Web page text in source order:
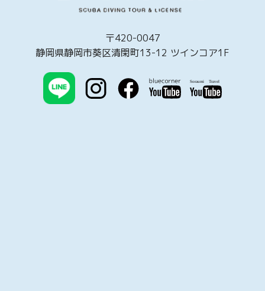
〒420-0047
静岡県静岡市葵区清閑町13-12 ツインコア1F